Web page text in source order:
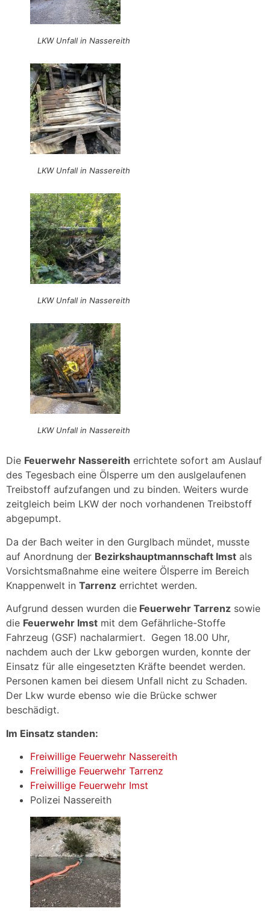
LKW Unfall in Nassereith
LKW Unfall in Nassereith
LKW Unfall in Nassereith
LKW Unfall in Nassereith
Die Feuerwehr Nassereith errichtete sofort am Auslauf
des Tegesbach eine Ölsperre um den auslgelaufenen
Treibstoff aufzufangen und zu binden. Weiters wurde
zeitgleich beim LKW der noch vorhandenen Treibstoff
abgepumpt.
Da der Bach weiter in den Gurglbach mündet, musste
auf Anordnung der Bezirkshauptmannschaft Imst als
Vorsichtsmaßnahme eine weitere Ölsperre im Bereich
Knappenwelt in Tarrenz errichtet werden.
Aufgrund dessen wurden die Feuerwehr Tarrenz sowie
die Feuerwehr Imst mit dem Gefährliche-Stoffe
Fahrzeug (GSF) nachalarmiert. Gegen 18.00 Uhr,
nachdem auch der Lkw geborgen wurden, konnte der
Einsatz für alle eingesetzten Kräfte beendet werden.
Personen kamen bei diesem Unfall nicht zu Schaden.
Der Lkw wurde ebenso wie die Brücke schwer
beschädigt.
Im Einsatz standen:
Freiwillige Feuerwehr Nassereith
Freiwillige Feuerwehr Tarrenz
Freiwillige Feuerwehr Imst
Polizei Nassereith